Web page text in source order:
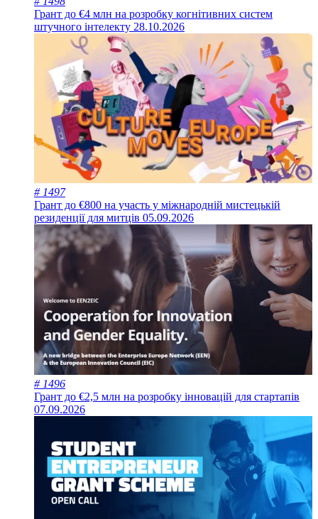
Грант до €4 млн на розробку когнітивних систем
штучного інтелекту 28.10.2026
# 1497
Грант до €800 на участь у міжнародній мистецькій
резиденції для митців 05.09.2026
# 1496
Грант до €2,5 млн на розробку інновацій для стартапів
07.09.2026